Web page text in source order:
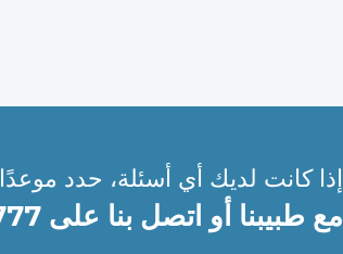
إذا كانت لديك أي أسئلة، حدد موعدًا
مع طبيبنا أو اتصل بنا على 0550321777 - 0539884400